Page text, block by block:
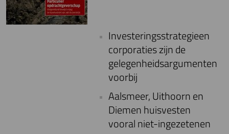
Investeringsstrategieen
corporaties zijn de
gelegenheidsargumenten
voorbij
Aalsmeer, Uithoorn en
Diemen huisvesten
vooral niet-ingezetenen